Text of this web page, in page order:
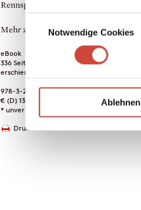
Notwendige Cookies
Ablehnen
Rennsport in die Knie zu zwingen.
Mehr zum Inhalt
eBook
336 Seiten (Printausgabe)
erschienen am 25. Oktober 2017
978-3-257-60810-6
€ (D) 13.99 / sFr 18.00* / € (A) 13.99
* unverb. Preisempfehlung
Drucken